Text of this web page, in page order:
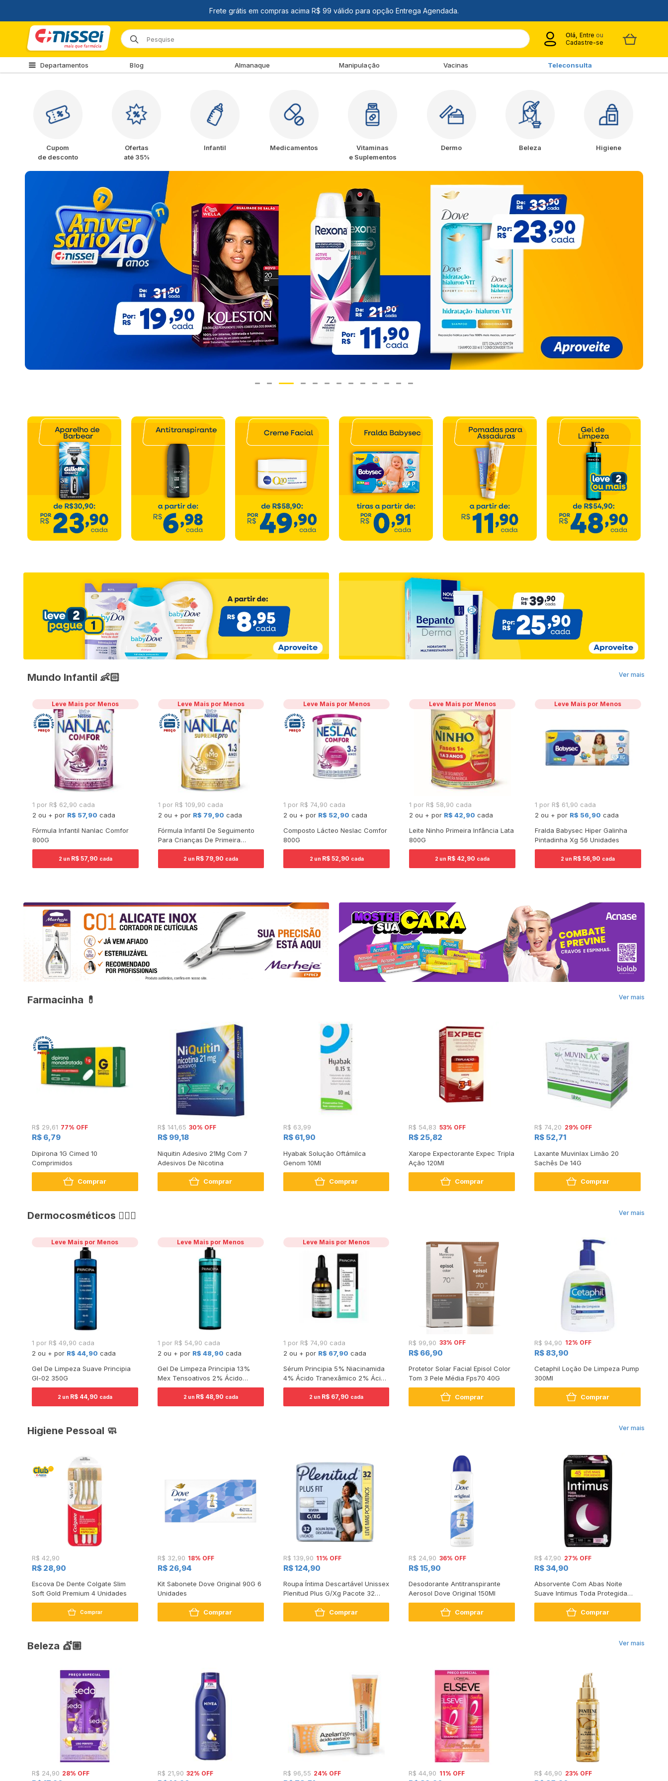
Olá, Entre ou
Cadastre-se
Departamentos Blog Almanaque Manipulação Vacinas Teleconsulta
Cupom
de desconto
Ofertas
até 35%
Infantil Medicamentos
Vitaminas
e Suplementos
Dermo Beleza Higiene
Ver mais
Mundo Infantil 👶🏻
Leve Mais por Menos
1 por R$ 62,90 cada
2 ou + por R$ 57,90 cada
Fórmula Infantil Nanlac Comfor
800G
2 un R$ 57,90 cada
Leve Mais por Menos
1 por R$ 109,90 cada
2 ou + por R$ 79,90 cada
Fórmula Infantil De Seguimento
Para Crianças De Primeira
Infância Nanlac Supreme Pro
2 un R$ 79,90 cada
Leve Mais por Menos
1 por R$ 74,90 cada
2 ou + por R$ 52,90 cada
Composto Lácteo Neslac Comfor
800G
2 un R$ 52,90 cada
Leve Mais por Menos
1 por R$ 58,90 cada
2 ou + por R$ 42,90 cada
Leite Ninho Primeira Infância Lata
800G
2 un R$ 42,90 cada
Leve Mais por Menos
1 por R$ 61,90 cada
2 ou + por R$ 56,90 cada
Fralda Babysec Hiper Galinha
Pintadinha Xg 56 Unidades
2 un R$ 56,90 cada
Ver mais
Farmacinha 💊
R$ 29,61 77% OFF
R$ 6,79
Dipirona 1G Cimed 10
Comprimidos
Comprar
R$ 141,65 30% OFF
R$ 99,18
Niquitin Adesivo 21Mg Com 7
Adesivos De Nicotina
Comprar
R$ 63,99
R$ 61,90
Hyabak Solução Oftámilca
Genom 10Ml
Comprar
R$ 54,83 53% OFF
R$ 25,82
Xarope Expectorante Expec Tripla
Ação 120Ml
Comprar
R$ 74,20 29% OFF
R$ 52,71
Laxante Muvinlax Limão 20
Sachês De 14G
Comprar
Ver mais
Dermocosméticos 💆🏻‍♀️
Leve Mais por Menos
1 por R$ 49,90 cada
2 ou + por R$ 44,90 cada
Gel De Limpeza Suave Principia
Gl-02 350G
2 un R$ 44,90 cada
Leve Mais por Menos
1 por R$ 54,90 cada
2 ou + por R$ 48,90 cada
Gel De Limpeza Principia 13%
Mex Tensoativos 2% Ácido
Salicílico 5% Glicerina 350Gr
2 un R$ 48,90 cada
Leve Mais por Menos
1 por R$ 74,90 cada
2 ou + por R$ 67,90 cada
Sérum Principia 5% Niacinamida
4% Ácido Tranexâmico 2% Ácido
Salicílico 30Ml
2 un R$ 67,90 cada
R$ 99,90 33% OFF
R$ 66,90
Protetor Solar Facial Episol Color
Tom 3 Pele Média Fps70 40G
Comprar
R$ 94,90 12% OFF
R$ 83,90
Cetaphil Loção De Limpeza Pump
300Ml
Comprar
Ver mais
Higiene Pessoal 🧼
R$ 42,90
R$ 28,90
Escova De Dente Colgate Slim
Soft Gold Premium 4 Unidades
Comprar
R$ 32,90 18% OFF
R$ 26,94
Kit Sabonete Dove Original 90G 6
Unidades
Comprar
R$ 139,90 11% OFF
R$ 124,90
Roupa Íntima Descartável Unissex
Plenitud Plus G/Xg Pacote 32
Unidades Leve Mais Pague
Comprar
R$ 24,90 36% OFF
R$ 15,90
Desodorante Antitranspirante
Aerosol Dove Original 150Ml
Comprar
R$ 47,90 27% OFF
R$ 34,90
Absorvente Com Abas Noite
Suave Intimus Toda Protegida
Mais Longo 45 Unidades Leve
Mais Pague MenosComprar
Ver mais
Beleza 💇🏼
R$ 24,90 28% OFF R$ 21,90 32% OFF R$ 96,55 24% OFF R$ 44,90 11% OFF R$ 46,90 23% OFF